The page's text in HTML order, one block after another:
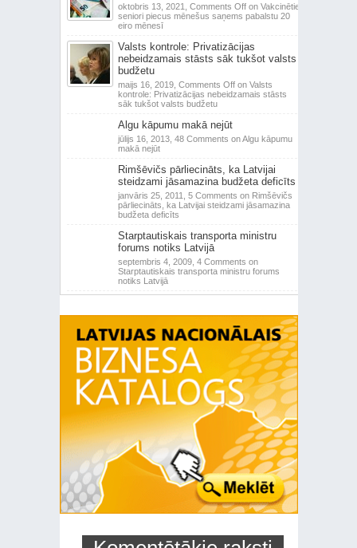
oktobris 13, 2021, Comments Offon Vakcinētie
seniori piecus mēnešus saņems pabalstu 20
eiro mēnesī
Valsts kontrole: Privatizācijas
nebeidzamais stāsts sāk tukšot valsts
budžetu
maijs 16, 2019, Comments Offon Valsts
kontrole: Privatizācijas nebeidzamais stāsts
sāk tukšot valsts budžetu
Algu kāpumu makā nejūt
jūlijs 16, 2013, 48 Comments on Algu kāpumu
makā nejūt
Rimšēvičs pārliecināts, ka Latvijai
steidzami jāsamazina budžeta deficīts
janvāris 25, 2011, 5 Comments on Rimšēvičs
pārliecināts, ka Latvijai steidzami jāsamazina
budžeta deficīts
Starptautiskais transporta ministru
forums notiks Latvijā
septembris 4, 2009, 4 Comments on
Starptautiskais transporta ministru forums
notiks Latvijā